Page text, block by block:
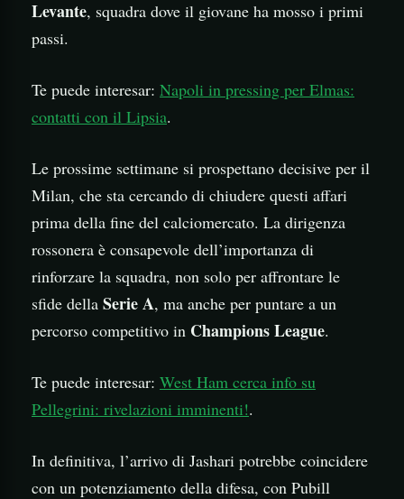
Levante, squadra dove il giovane ha mosso i primi
passi.
Te puede interesar: Napoli in pressing per Elmas:
contatti con il Lipsia.
Le prossime settimane si prospettano decisive per il
Milan, che sta cercando di chiudere questi affari
prima della fine del calciomercato. La dirigenza
rossonera è consapevole dell’importanza di
rinforzare la squadra, non solo per affrontare le
sfide della Serie A, ma anche per puntare a un
percorso competitivo in Champions League.
Te puede interesar: West Ham cerca info su
Pellegrini: rivelazioni imminenti!.
In definitiva, l’arrivo di Jashari potrebbe coincidere
con un potenziamento della difesa, con Pubill